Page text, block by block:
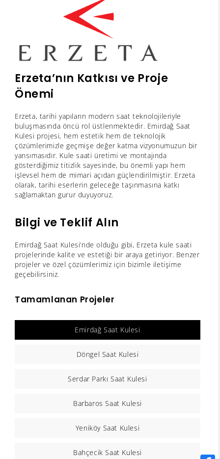
Erzeta’nın Katkısı ve Proje
Önemi
Erzeta, tarihi yapıların modern saat teknolojileriyle
buluşmasında öncü rol üstlenmektedir. Emirdağ Saat
Kulesi projesi, hem estetik hem de teknolojik
çözümlerimizle geçmişe değer katma vizyonumuzun bir
yansımasıdır. Kule saati üretimi ve montajında
gösterdiğimiz titizlik sayesinde, bu önemli yapı hem
işlevsel hem de mimari açıdan güçlendirilmiştir. Erzeta
olarak, tarihi eserlerin geleceğe taşınmasına katkı
sağlamaktan gurur duyuyoruz.
Bilgi ve Teklif Alın
Emirdağ Saat Kulesi’nde olduğu gibi, Erzeta kule saati
projelerinde kalite ve estetiği bir araya getiriyor. Benzer
projeler ve özel çözümlerimiz için bizimle iletişime
geçebilirsiniz.
Tamamlanan Projeler
Emirdağ Saat Kulesi
Döngel Saat Kulesi
Serdar Parkı Saat Kulesi
Barbaros Saat Kulesi
Yeniköy Saat Kulesi
Bahçecik Saat Kulesi